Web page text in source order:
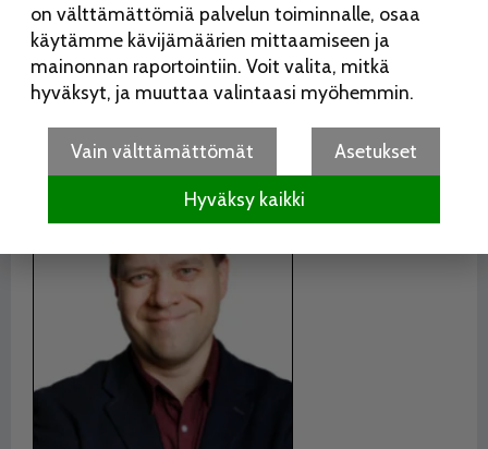
etenkin mielenterveysasioissa paljon tukea muilta, ja
toivon että se jatkuu!
Ville Jalovaara
on välttämättömiä palvelun toiminnalle, osaa
käytämme kävijämäärien mittaamiseen ja
mainonnan raportointiin. Voit valita, mitkä
hyväksyt, ja muuttaa valintaasi myöhemmin.
Vain välttämättömät Asetukset
Hyväksy kaikki